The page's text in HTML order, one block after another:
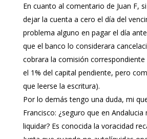
En cuanto al comentario de Juan F,
dejar la cuenta a cero el día del
problema alguno en pagar el día
que el banco lo considerara
cobrara la comisión correspondiente
el 1% del capital pendiente, pero
que leerse la escritura).
Por lo demás tengo una duda, mi
Francisco: ¿seguro que en Andalucia
liquidar? Es conocida la voracidad